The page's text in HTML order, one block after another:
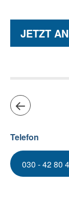
JETZT
Telefon
030 - 42 80